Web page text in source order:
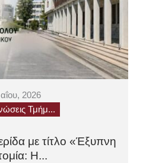
2026
Τμήμ...
με τίτλο «Έξυπνη
Η...